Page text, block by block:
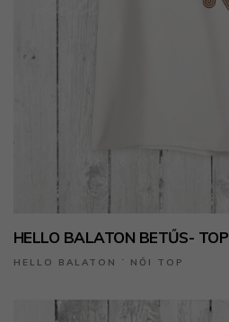
HELLO BALATON BETŰS- TOP
HELLO BALATON ˙ NŐI TOP